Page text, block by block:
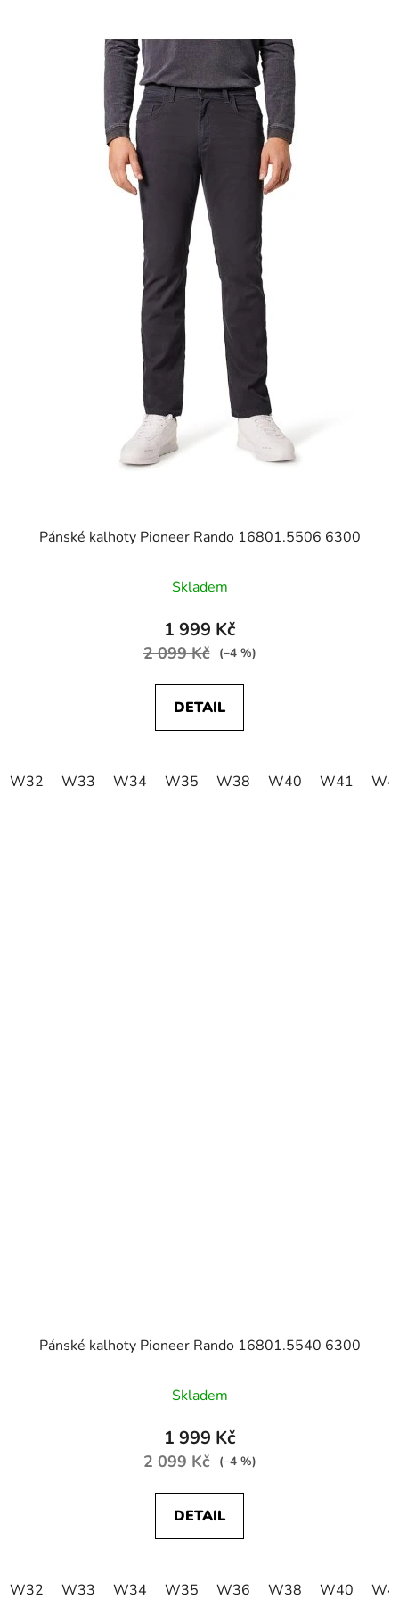
Pánské kalhoty Pioneer Rando 16801.5506 6300
Skladem
1 999 Kč
2 099 Kč (–4 %)
DETAIL
W32 W33 W34 W35 W38 W40 W41
Pánské kalhoty Pioneer Rando 16801.5540 6300
Skladem
1 999 Kč
2 099 Kč (–4 %)
DETAIL
W32 W33 W34 W35 W36 W38 W40